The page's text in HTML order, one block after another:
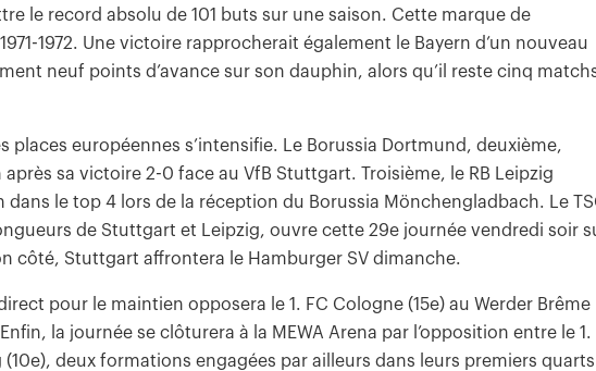
le record absolu de 101 buts sur une saison. Cette marque de
1972. Une victoire rapprocherait également le Bayern d’un nouveau
neuf points d’avance sur son dauphin, alors qu’il reste cinq
places européennes s’intensifie. Le Borussia Dortmund, deuxième,
sa victoire 2-0 face au VfB Stuttgart. Troisième, le RB Leipzig
le top 4 lors de la réception du Borussia Mönchengladbach. Le
de Stuttgart et Leipzig, ouvre cette 29e journée vendredi soir
côté, Stuttgart affrontera le Hamburger SV dimanche.
pour le maintien opposera le 1. FC Cologne (15e) au Werder Brême
la journée se clôturera à la MEWA Arena par l’opposition entre le 1.
(10e), deux formations engagées par ailleurs dans leurs premiers quarts